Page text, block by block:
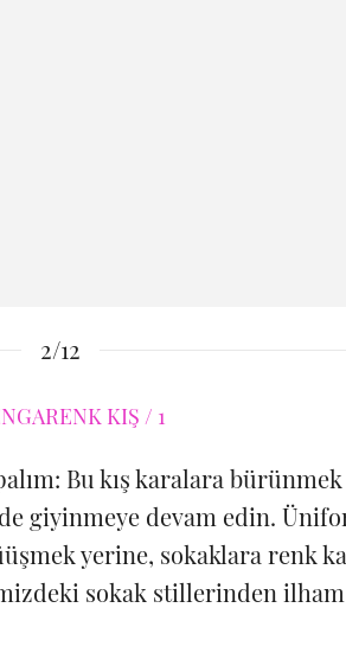
2/12
Bu kış karalara
giyinmeye devam edin.
yerine, sokaklara renk
sokak stillerinden ilham